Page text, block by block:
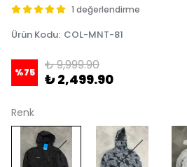
1 değerlendirme
Ürün Kodu: COL-MNT-81
%75 ₺ 9,999.90
₺ 2,499.90
Renk